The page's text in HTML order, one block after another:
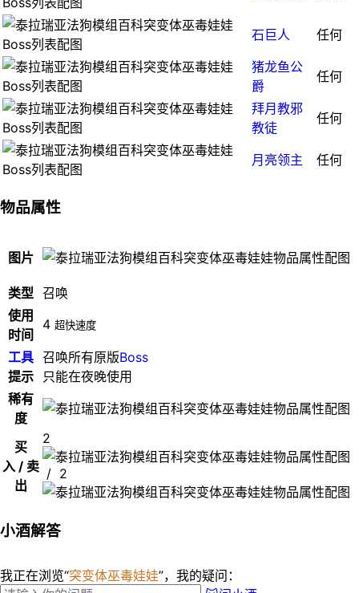
石巨人
任何
猪龙鱼公
爵
任何
拜月教邪
教徒
任何
月亮领主 任何
物品属性
图片
类型 召唤
使用
时间
4 超快速度
工具
提示
召唤所有原版Boss
只能在夜晚使用
稀有
度
买
入 / 卖
出
2
/ 2
小酒解答
我正在浏览“突变体巫毒娃娃”，我的疑问：